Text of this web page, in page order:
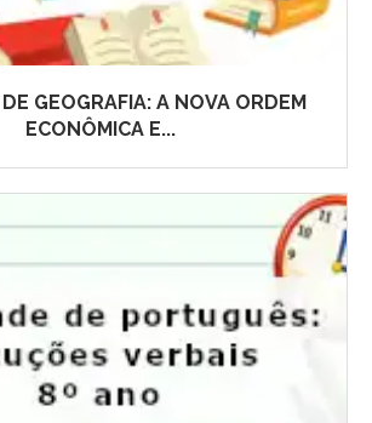
GEOGRAFIA: A NOVA ORDEM
ECONÔMICA E...